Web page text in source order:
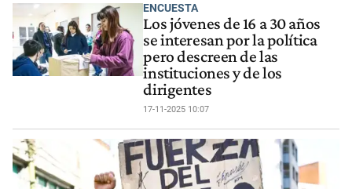
ENCUESTA
Los jóvenes de 16 a 30 años
se interesan por la política
pero descreen de las
instituciones y de los
dirigentes
17-11-2025 10:07